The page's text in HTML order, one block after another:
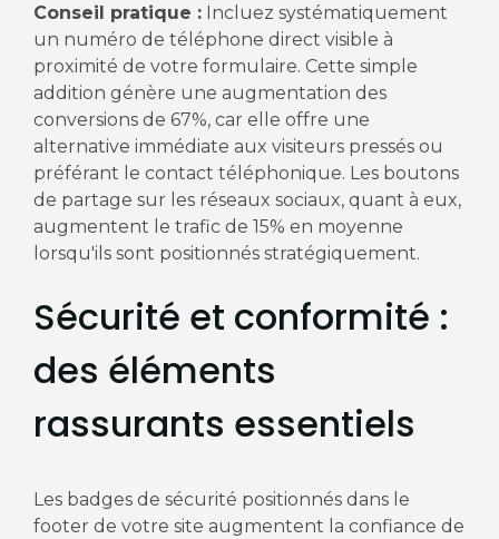
Conseil pratique :Incluez systématiquement
un numéro de téléphone direct visible à
proximité de votre formulaire. Cette simple
addition génère une augmentation des
conversions de 67%, car elle offre une
alternative immédiate aux visiteurs pressés ou
préférant le contact téléphonique. Les boutons
de partage sur les réseaux sociaux, quant à eux,
augmentent le trafic de 15% en moyenne
lorsqu'ils sont positionnés stratégiquement.
Sécurité et conformité :
des éléments
rassurants essentiels
Les badges de sécurité positionnés dans le
footer de votre site augmentent la confiance de